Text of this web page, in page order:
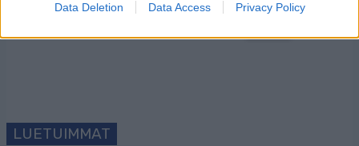
Data Deletion Data Access Privacy Policy
LUETUIMMAT